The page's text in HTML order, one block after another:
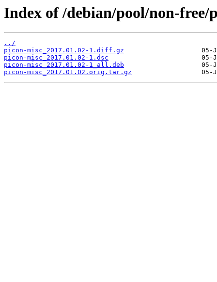
Index of /debian/pool/non-free/
../
picon-misc_2017.01.02-1.diff.gz
picon-misc_2017.01.02-1.dsc
picon-misc_2017.01.02-1_all.deb
picon-misc_2017.01.02.orig.tar.gz